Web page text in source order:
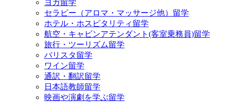
ヨガ留学
セラピー（アロマ・マッサージ他）留学
ホテル・ホスピタリティ留学
航空・キャビンアテンダント(客室乗務員)留学
旅行・ツーリズム留学
バリスタ留学
ワイン留学
通訳・翻訳留学
日本語教師留学
映画や演劇を学ぶ留学